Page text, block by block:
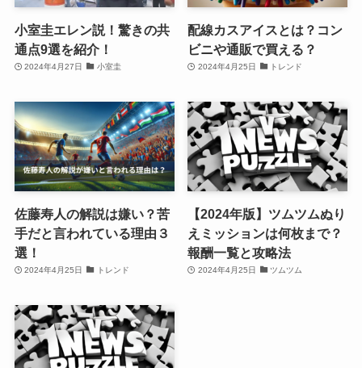
小室圭エレン説！驚きの共
通点9選を紹介！
2024年4月27日 小室圭
配線カスアイスとは？コン
ビニや通販で買える？
2024年4月25日 トレンド
佐藤寿人の解説は嫌い？苦
手だと言われている理由３
選！
2024年4月25日 トレンド
【2024年版】ツムツムぬり
えミッションは何枚まで？
報酬一覧と攻略法
2024年4月25日 ツムツム